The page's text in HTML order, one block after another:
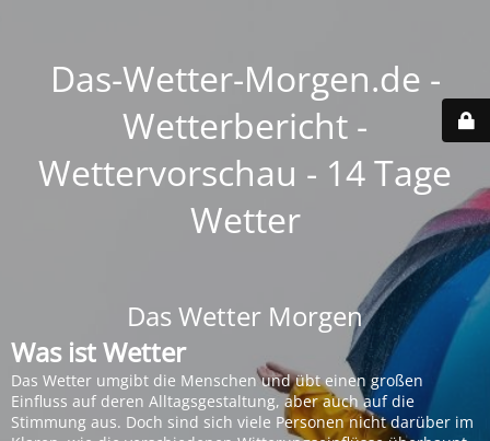
Das-Wetter-Morgen.de -
Wetterbericht -
Wettervorschau - 14 Tage
Wetter
Das Wetter Morgen
Was ist Wetter
Das Wetter umgibt die Menschen und übt einen großen
Einfluss auf deren Alltagsgestaltung, aber auch auf die
Stimmung aus. Doch sind sich viele Personen nicht darüber im